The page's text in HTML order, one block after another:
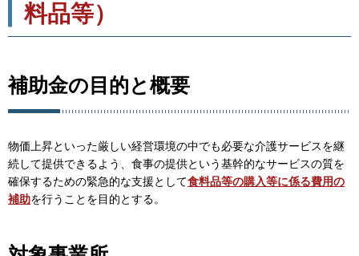
料品等）
補助金の目的と概要
物価上昇といった厳しい経営環境の中でも必要な介護サービスを継
続して提供できるよう、食事の提供という基幹的なサービスの質を
確保するための緊急的な支援として食料品等の購入等に係る費用の
補助を行うことを目的とする。